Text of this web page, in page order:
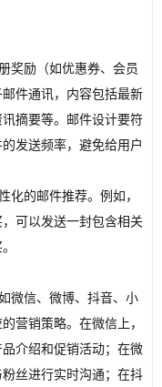
奖励（如优惠券、会员
件通讯，内容包括最新
摘要等。邮件设计要符
发送频率，避免给用户
化的邮件推荐。例如，
可以发送一封包含相关
微信、微博、抖音、小
营销策略。在微信上，
介绍和促销活动；在微
丝进行实时沟通；在抖